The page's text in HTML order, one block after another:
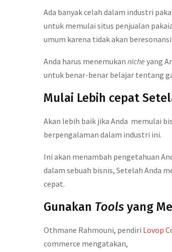
Ada banyak celah dalam industri
untuk memulai situs penjualan
umum karena tidak akan
Anda harus menemukan niche yang
untuk benar-benar belajar tentang
Mulai Lebih cepat
Akan lebih baik jika Anda memulai
berpengalaman dalam industri ini.
Ini akan menambah pengetahuan
dalam sebuah bisnis, Setelah Anda
cepat.
Gunakan Tools yang
Othmane Rahmouni, pendiri Lovop
commerce mengatakan,